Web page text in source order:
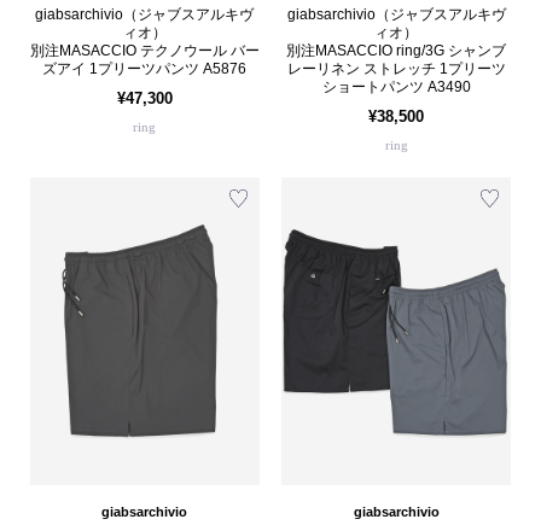
giabsarchivio（ジャブスアルキヴ
ィオ）
別注MASACCIO テクノウール バー
ズアイ 1プリーツパンツ A5876
¥47,300
ring
giabsarchivio（ジャブスアルキヴ
ィオ）
別注MASACCIO ring/3G シャンブ
レーリネン ストレッチ 1プリーツ
ショートパンツ A3490
¥38,500
ring
giabsarchivio giabsarchivio